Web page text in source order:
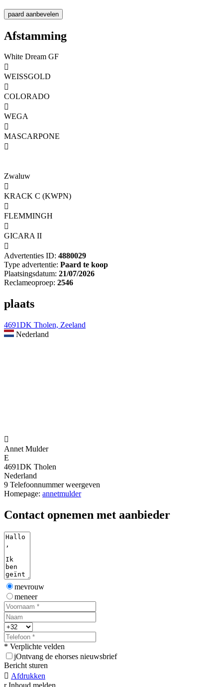
Afstamming
White Dream GF

WEISSGOLD

COLORADO

WEGA

MASCARPONE

Zwaluw

KRACK C (KWPN)

FLEMMINGH

GICARA II

Advertenties ID: 4880029
Type advertentie: Paard te koop
Plaatsingsdatum: 21/07/2026
Reclameoproep: 2546
plaats
4691DK Tholen, Zeeland
Nederland

Annet Mulder
E
4691DK Tholen
Nederland
9 Telefoonnummer weergeven
Homepage: annetmulder
Contact opnemen met aanbieder
mevrouw
meneer
* Verplichte velden
jOntvang de ehorses nieuwsbrief
Bericht sturen
 Afdrukken
r Inhoud melden